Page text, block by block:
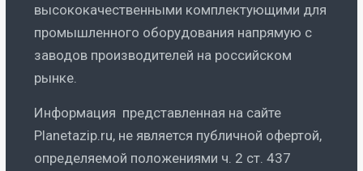
высококачественными комплектующими для
промышленного оборудования напрямую с
заводов производителей на российском
рынке.
Информация представленная на сайте
Planetazip.ru, не является публичной офертой,
определяемой положениями ч. 2 ст. 437